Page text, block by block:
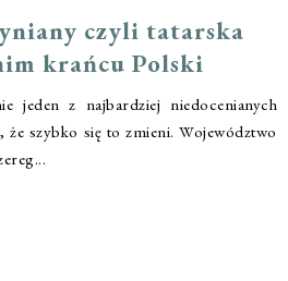
czyli tatarska
krańcu Polski
jeden z najbardziej niedocenianych
że szybko się to zmieni. Województwo